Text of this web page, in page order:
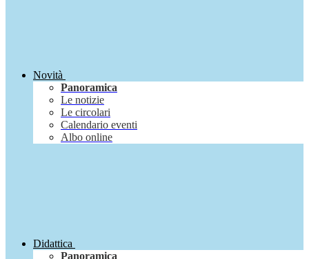
Novità
Panoramica
Le notizie
Le circolari
Calendario eventi
Albo online
Didattica
Panoramica